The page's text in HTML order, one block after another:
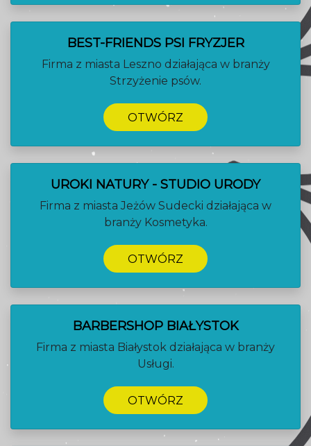
BEST-FRIENDS PSI FRYZJER
Firma z miasta Leszno działająca w branży
Strzyżenie psów.
OTWÓRZ
UROKI NATURY - STUDIO URODY
Firma z miasta Jeżów Sudecki działająca w
branży Kosmetyka.
OTWÓRZ
BARBERSHOP BIAŁYSTOK
Firma z miasta Białystok działająca w branży
Usługi.
OTWÓRZ